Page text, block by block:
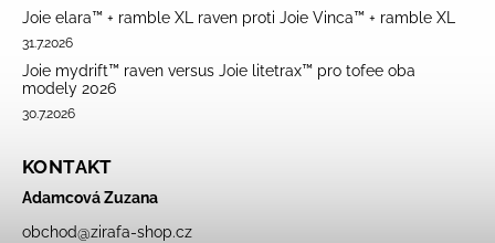
Joie elara™ + ramble XL raven proti Joie Vinca™ + ramble XL
31.7.2026
Joie mydrift™ raven versus Joie litetrax™ pro tofee oba
modely 2026
30.7.2026
KONTAKT
Adamcová Zuzana
obchod@zirafa-shop.cz